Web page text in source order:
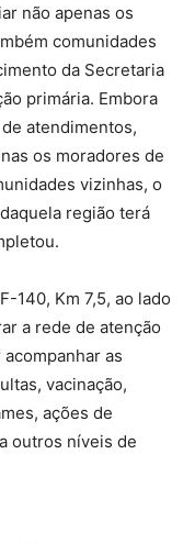
não apenas os
comunidades
da Secretaria
primária. Embora
atendimentos,
os moradores de
vizinhas, o
região terá
140, Km 7,5, ao lado
a rede de atenção
as
vacinação,
ações de
outros níveis de